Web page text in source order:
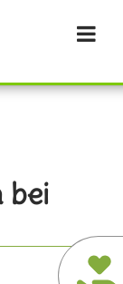
bei